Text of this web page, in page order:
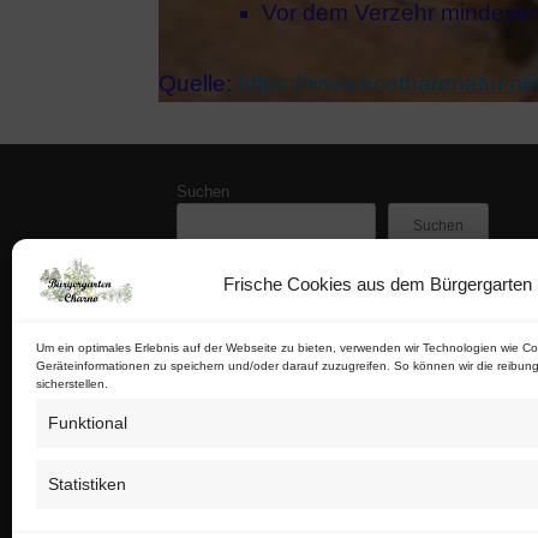
Frische Cookies aus dem Bürgergarten
Um ein optimales Erlebnis auf der Webseite zu bieten, verwenden wir Technologien wie
Geräteinformationen zu speichern und/oder darauf zuzugreifen. So können wir die
sicherstellen.
Funktional
Statistiken
Vor dem Verzehr
Quelle: https://
Suchen
Suchen
Zuletzt veröffentlicht
Buschfunk-Rezensionen: Gartenkrimis von Martina
Buschfunk-Rezensionen: Schrebergartenkrimis